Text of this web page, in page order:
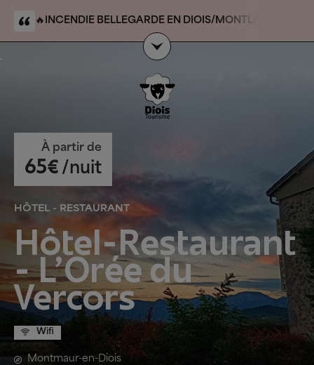
🔥 INCENDIE BELLEGARDE EN DIOIS/MONTLAHUC
massif/forêt domaniale du Claps. Le site du Claps
n’est pas touché par l’événement et reste accessible
À partir de
65€ /nuit
HÔTEL - RESTAURANT
Hôtel-Restaurant
- L'Orée du
Vercors
Wifi
Montmaur-en-Diois